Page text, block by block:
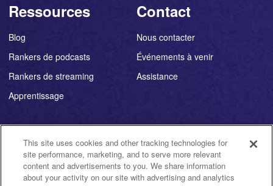
Ressources
Blog
Rankers de podcasts
Rankers de streaming
Apprentissage
Contact
Nous contacter
Événements à venir
Assistance
2026Triton Digital ®
This site uses cookies and other tracking technologies for
site performance, marketing, and to serve more relevant
content and advertisements to you. We share information
about your activity on our site with advertising and analytics